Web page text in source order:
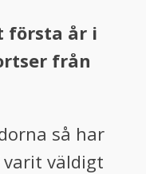
första år i
från
så har
varit väldigt